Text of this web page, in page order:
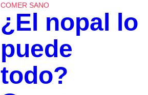
COMER SANO
¿El nopal lo
puede
todo?